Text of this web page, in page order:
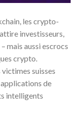
les crypto-
investisseurs,
mais aussi escrocs
crypto.
suisses
de
intelligents